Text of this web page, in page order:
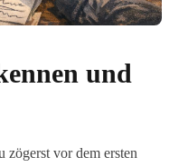
und
vor dem ersten